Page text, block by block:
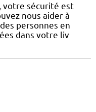
votre sécurité est
nous aider à
personnes en
dans votre liv